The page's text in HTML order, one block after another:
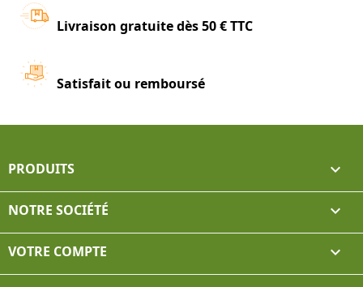
Livraison gratuite dès 50 € TTC
Satisfait ou remboursé
PRODUITS 
NOTRE SOCIÉTÉ 
VOTRE COMPTE 